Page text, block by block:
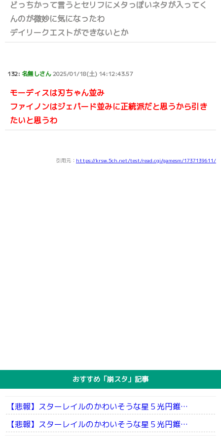
どっちかって言うとセリフにメタっぽいネタが入ってく
んのが微妙に気になったわ
デイリークエストができないとか
132: 名無しさん2025/01/18(土) 14:12:43.57
モーディスは刃ちゃん並み
ファイノンはジェパード並みに正統派だと思うから引き
たいと思うわ
引用元： https://krsw.5ch.net/test/read.cgi/gamesm/1737139611/
おすすめ「崩スタ」記事
【悲報】スターレイルのかわいそうな星５光円錐…
【悲報】スターレイルのかわいそうな星５光円錐…